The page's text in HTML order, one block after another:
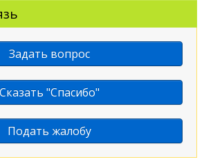
Задать вопрос
Сказать "Спасибо"
Подать жалобу